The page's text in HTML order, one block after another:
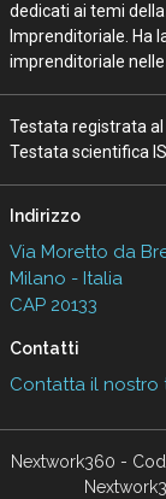
dedicati ai temi
Imprenditoriale. Ha
imprenditoriale
Testata registrata
Testata scientifica
Indirizzo
Via Moretto da
Milano - Italia
CAP 20133
Contatti
Contatta il nostro
Nextwork360 -